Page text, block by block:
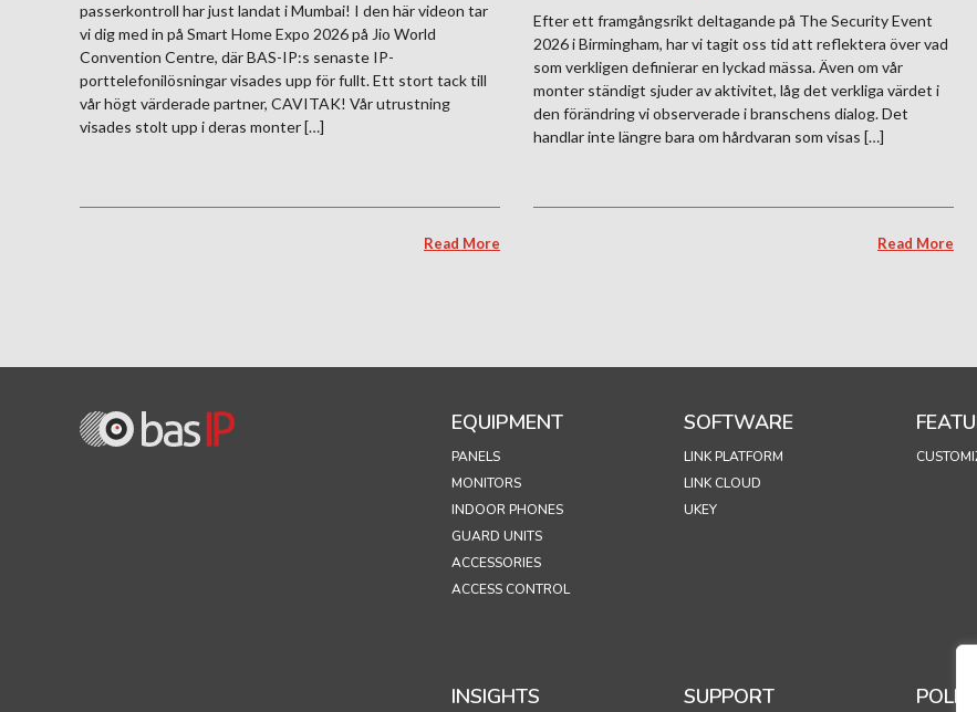
passerkontroll har just landat i Mumbai! I den här videon tar
vi dig med in på Smart Home Expo 2026 på Jio World
Convention Centre, där BAS-IP:s senaste IP-
porttelefonilösningar visades upp för fullt. Ett stort tack till
vår högt värderade partner, CAVITAK! Vår utrustning
visades stolt upp i deras monter […]
Read More
Efter ett framgångsrikt deltagande på The Security Event
2026 i Birmingham, har vi tagit oss tid att reflektera över vad
som verkligen definierar en lyckad mässa. Även om vår
monter ständigt sjuder av aktivitet, låg det verkliga värdet i
den förändring vi observerade i branschens dialog. Det
handlar inte längre bara om hårdvaran som visas […]
Read More
EQUIPMENT
PANELS
MONITORS
INDOOR PHONES
GUARD UNITS
ACCESSORIES
ACCESS CONTROL
SOFTWARE
LINK PLATFORM
LINK CLOUD
UKEY
INSIGHTS SUPPORT